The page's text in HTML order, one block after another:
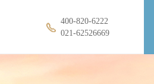
400-820-6222
021-62526669